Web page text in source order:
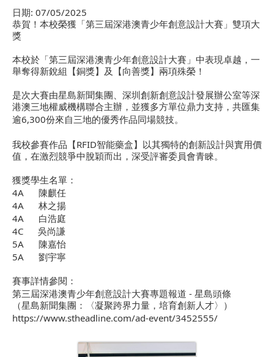
日期: 07/05/2025
恭賀！本校榮獲「第三屆深港澳青少年創意設計大賽」雙項大
獎
本校於「第三屆深港澳青少年創意設計大賽」中表現卓越，一
舉奪得新銳組【銅獎】及【向善獎】兩項殊榮！
是次大賽由星島新聞集團、深圳創新創意設計發展辦公室等深
港澳三地權威機構聯合主辦，並獲多方單位鼎力支持，共匯集
逾6,300份來自三地的優秀作品同場競技。
我校參賽作品【 RFID智能藥盒】以其獨特的創新設計與實用價
值，在激烈競爭中脫穎而出，深受評審委員會青睞。
獲獎學生名單：
4A 陳麒任
4A 林之揚
4A 白浩庭
4C 吳尚謙
5A 陳嘉怡
5A 劉宇寧
賽事詳情參閱：
第三屆深港澳青少年創意設計大賽專題報道 - 星島頭條
（星島新聞集團：〈凝聚跨界力量，培育創新人才〉）
https://www.stheadline.com/ad-event/3452555/